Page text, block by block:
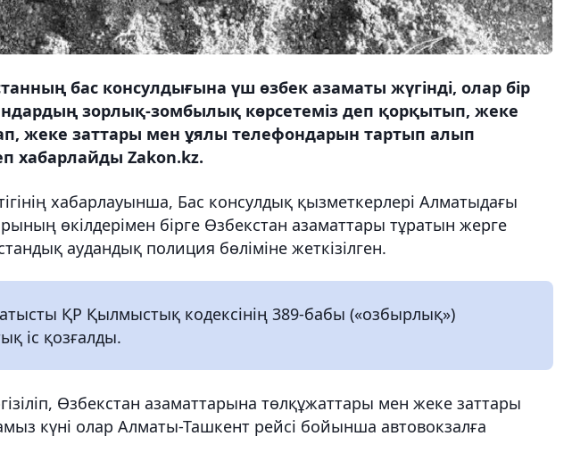
бас консулдығына үш өзбек азаматы жүгінді, олар бір
зорлық-зомбылық көрсетеміз деп қорқытып, жеке
жеке заттары мен ұялы телефондарын тартып алып
хабарлайды Zakon.kz.
хабарлауынша, Бас консулдық қызметкерлері Алматыдағы
өкілдерімен бірге Өзбекстан азаматтары тұратын жерге
аудандық полиция бөліміне жеткізілген.
ҚР Қылмыстық кодексінің 389-бабы («озбырлық»)
іс қозғалды.
Өзбекстан азаматтарына төлқұжаттары мен жеке заттары
күні олар Алматы-Ташкент рейсі бойынша автовокзалға